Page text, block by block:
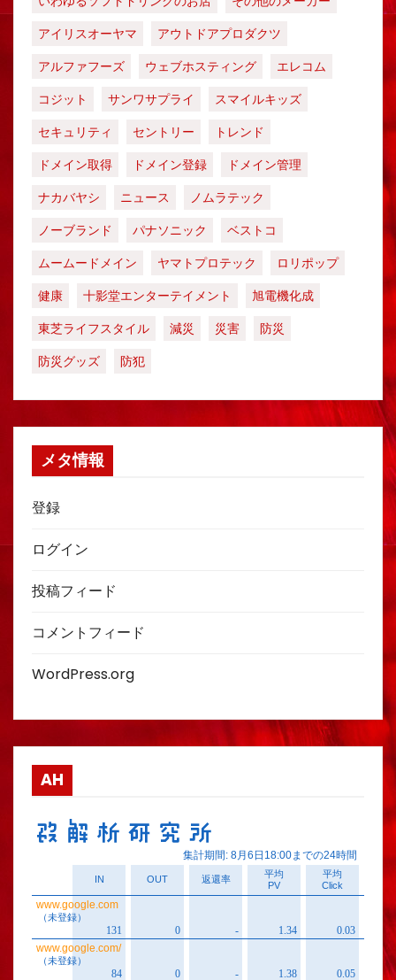
アイリスオーヤマ
アウトドアプロダクツ
アルファフーズ
ウェブホスティング
エレコム
コジット
サンワサプライ
スマイルキッズ
セキュリティ
セントリー
トレンド
ドメイン取得
ドメイン登録
ドメイン管理
ナカバヤシ
ニュース
ノムラテック
ノーブランド
パナソニック
ベストコ
ムームードメイン
ヤマトプロテック
ロリポップ
健康
十影堂エンターテイメント
旭電機化成
東芝ライフスタイル
減災 災害
防災
防災グッズ
防犯
メタ情報
登録
ログイン
投稿フィード
コメントフィード
WordPress.org
AH